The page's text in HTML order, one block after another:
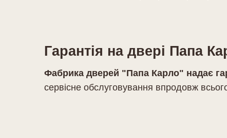
Гарантія на двері Папа
Фабрика дверей "Папа Карло" надає
сервісне обслуговування впродовж